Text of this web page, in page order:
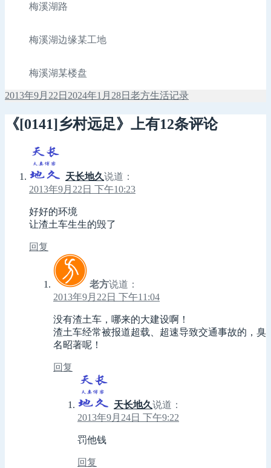
梅溪湖路
梅溪湖边缘某工地
梅溪湖某楼盘
发
于
2013年9月22日 2024年1月28日 作
老方分
生活记录
《[0141]乡村远足》上有12条评论
天长地久说道：
2013年9月22日 下午10:23
好好的环境
让渣土车生生的毁了
回复
老方说道：
2013年9月22日 下午11:04
没有渣土车，哪来的大建设啊！
渣土车经常被报道超载、超速导致交通事故的，臭
名昭著呢！
回复
天长地久说道：
2013年9月24日 下午9:22
罚他钱
回复